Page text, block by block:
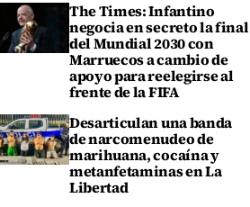
The Times: Infantino
negocia en secreto la final
del Mundial 2030 con
Marruecos a cambio de
apoyo para reelegirse al
frente de la FIFA
Desarticulan una banda
de narcomenudeo de
marihuana, cocaína y
metanfetaminas en La
Libertad